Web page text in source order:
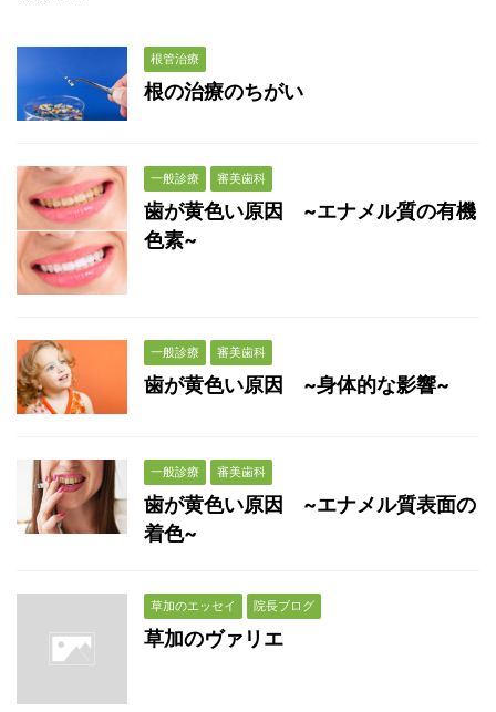
根管治療
根の治療のちがい
一般診療 審美歯科
歯が黄色い原因 ~エナメル質の有機
色素~
一般診療 審美歯科
歯が黄色い原因 ~身体的な影響~
一般診療 審美歯科
歯が黄色い原因 ~エナメル質表面の
着色~
草加のエッセイ 院長ブログ
草加のヴァリエ